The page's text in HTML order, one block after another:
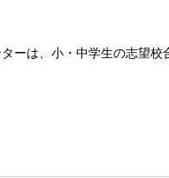
ーは、小・中学生の志望校